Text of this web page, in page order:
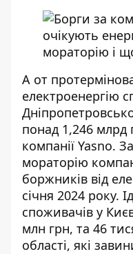
А от
електроенергію
понад 1,246 млрд
компанії Yasno.
мораторію
боржників від
січня 2024 року.
споживачів у
млн грн, та 46
області, які